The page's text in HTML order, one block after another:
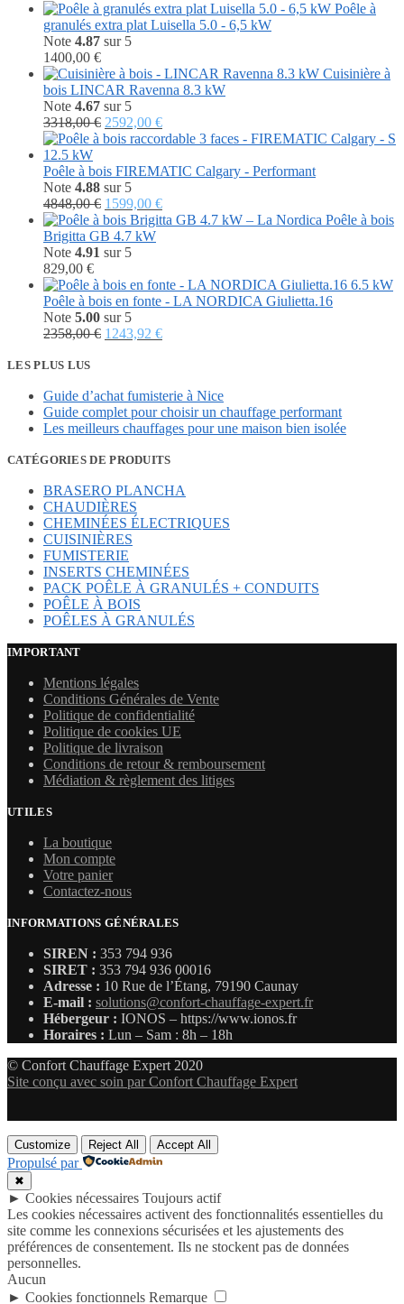
Poêle à
granulés extra plat Luisella 5.0 - 6,5 kW
Note 4.87 sur 5
1400,00 €
Cuisinière à
bois LINCAR Ravenna 8.3 kW
Note 4.67 sur 5
3318,00€ Le
prix
était :
3318,00 €.
2592,00 €Le
prix
est :
Poêle à bois FIREMATIC Calgary - Performant
Note 4.88 sur 5
4848,00€ Le
prix
initial
était :
1599,00 €Le
prix
Poêle à bois
Brigitta GB 4.7 kW
Note 4.91 sur 5
829,00 €
Poêle à bois en fonte - LA NORDICA Giulietta.16
Note 5.00 sur 5
2358,00€ Le
2358,00 €.
1243,92 €Le
1243,92 €.
LES PLUS LUS
Guide d’achat fumisterie à Nice
Guide complet pour choisir un chauffage performant
Les meilleurs chauffages pour une maison bien isolée
CATÉGORIES DE PRODUITS
BRASERO PLANCHA
CHAUDIÈRES
CHEMINÉES ÉLECTRIQUES
CUISINIÈRES
FUMISTERIE
INSERTS CHEMINÉES
PACK POÊLE À GRANULÉS + CONDUITS
POÊLE À BOIS
POÊLES À GRANULÉS
IMPORTANT
Mentions légales
Conditions Générales de Vente
Politique de confidentialité
Politique de cookies UE
Politique de livraison
Conditions de retour & remboursement
Médiation & règlement des litiges
UTILES
La boutique
Mon compte
Votre panier
Contactez-nous
INFORMATIONS GÉNÉRALES
SIREN : 353 794 936
SIRET : 353 794 936 00016
Adresse : 10 Rue de l’Étang, 79190 Caunay
E-mail : solutions@confort-chauffage-expert.fr
Hébergeur : IONOS – https://www.ionos.fr
Horaires : Lun – Sam : 8h – 18h
© Confort Chauffage Expert 2020
Site conçu avec soin par Confort Chauffage Expert
Customize Reject All Accept All
Propulsé par
✖
► Cookies nécessaires Toujours actif
Les cookies nécessaires activent des fonctionnalités essentielles du
site comme les connexions sécurisées et les ajustements des
préférences de consentement. Ils ne stockent pas de données
personnelles.
Aucun
► Cookies fonctionnels Remarque